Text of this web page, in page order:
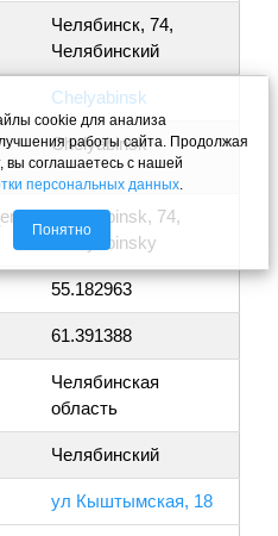
Челябинск, 74,
Челябинский
Chelyabinsk
Chelyabinsk
Chelyabinsk, 74,
Chelyabinsky
55.182963
61.391388
Челябинская
область
Челябинский
ул Кыштымская, 18
cookie для анализа
работы сайта. Продолжая
вы соглашаетесь с нашей
персональных данных.
Понятно